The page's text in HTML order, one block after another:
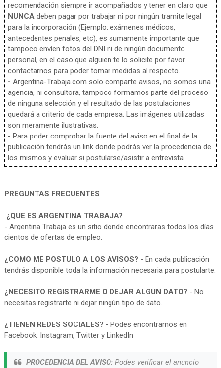
recomendación siempre ir acompañados y tener en claro que
NUNCAdeben pagar por trabajar ni por ningún tramite legal
para la incorporación (Ejemplo: exámenes médicos,
antecedentes penales, etc), es sumamente importante que
tampoco envíen fotos del DNI ni de ningún documento
personal, en el caso que alguien te lo solicite por favor
contactarnos para poder tomar medidas al respecto.
- Argentina-Trabaja.com solo comparte avisos, no somos una
agencia, ni consultora, tampoco formamos parte del proceso
de ninguna selección y el resultado de las postulaciones
quedará a criterio de cada empresa. Las imágenes utilizadas
son meramente ilustrativas.
- Para poder comprobar la fuente del aviso en el final de la
publicación tendrás un link donde podrás ver la procedencia de
los mismos y evaluar si postularse/asistir a entrevista.
PREGUNTAS FRECUENTES
¿QUE ES ARGENTINA TRABAJA?
- Argentina Trabaja es un sitio donde encontraras todos los días
cientos de ofertas de empleo.
¿COMO ME POSTULO A LOS AVISOS? - En cada publicación
tendrás disponible toda la información necesaria para postularte.
¿NECESITO REGISTRARME O DEJAR ALGUN DATO? - No
necesitas registrarte ni dejar ningún tipo de dato.
¿TIENEN REDES SOCIALES? - Podes encontrarnos en
Facebook, Instagram, Twitter y LinkedIn
PROCEDENCIA DEL AVISO:Podes verificar el anuncio